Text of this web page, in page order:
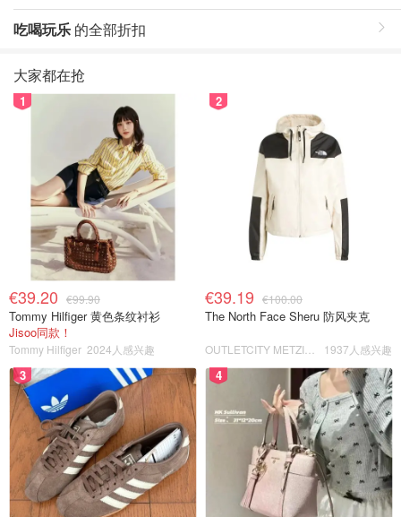
吃喝玩乐 的全部折扣
大家都在抢
1
€39.20 €99.90
Tommy Hilfiger 黄色条纹衬衫
Jisoo同款！
Tommy Hilfiger 2024人感兴趣
2
€39.19 €100.00
The North Face Sheru 防风夹克
1937人感兴趣
3 4